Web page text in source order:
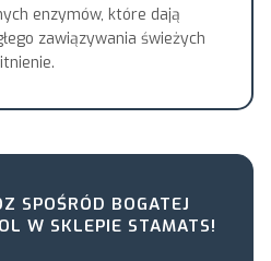
enzymów, które dają
zawiązywania świeżych
SPOŚRÓD BOGATEJ
W SKLEPIE STAMATS!